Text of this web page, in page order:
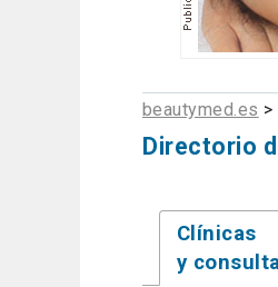
beautymed.es >
Directorio
Clínicas
y